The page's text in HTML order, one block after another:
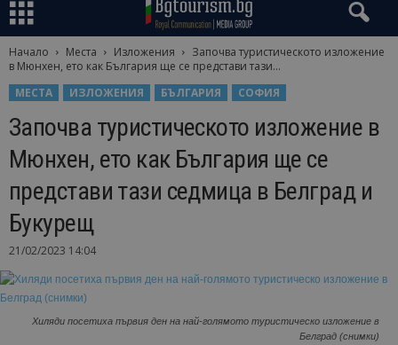
Начало Места Изложения
Започва туристическото изложение
в Мюнхен, ето как България ще се представи тази...
МЕСТА
ИЗЛОЖЕНИЯ БЪЛГАРИЯ СОФИЯ
Започва туристическото изложение в
Мюнхен, ето как България ще се
представи тази седмица в Белград и
Букурещ
21/02/2023 14:04
Хиляди посетиха първия ден на най-голямото туристическо изложение в
Белград (снимки)